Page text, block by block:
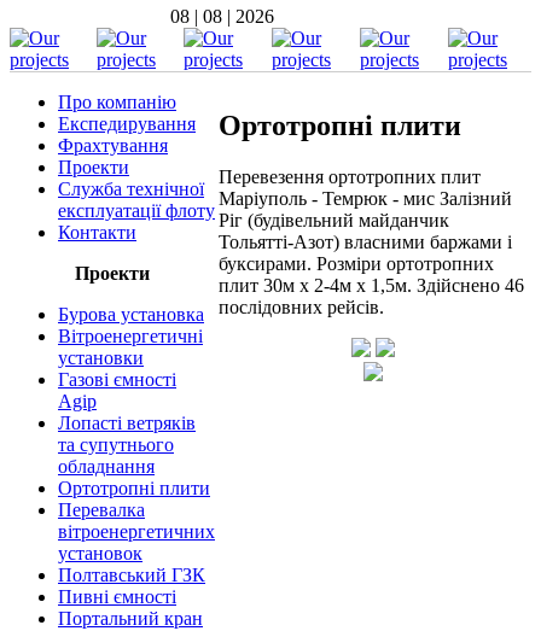
08 | 08 | 2026
Про компанію
Експедирування
Фрахтування
Проекти
Служба технічної
експлуатації флоту
Контакти
Проекти
Бурова установка
Вітроенергетичні
установки
Газові ємності
Agip
Лопасті ветряків
та супутнього
обладнання
Ортотропні плити
Перевалка
вітроенергетичних
установок
Полтавський ГЗК
Пивні ємності
Портальний кран
Ортотропні плити
Перевезення ортотропних плит
Маріуполь - Темрюк - мис Залізний
Ріг (будівельний майданчик
Тольятті-Азот) власними баржами і
буксирами. Розміри ортотропних
плит 30м х 2-4м х 1,5м. Здійснено 46
послідовних рейсів.